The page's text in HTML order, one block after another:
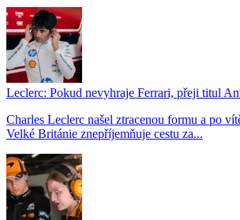
Leclerc: Pokud nevyhraje Ferrari, přeji titul
Charles Leclerc našel ztracenou formu a po
Velké Británie znepříjemňuje cestu za...